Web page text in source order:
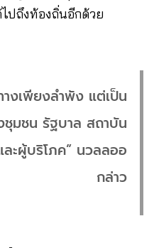
ปถึงท้องถิ่นอีกด้วย
างเพียงลำพัง แต่เป็น
มชน รัฐบาล สถาบัน
ะผู้บริโภค” นวลลออ
กล่าว